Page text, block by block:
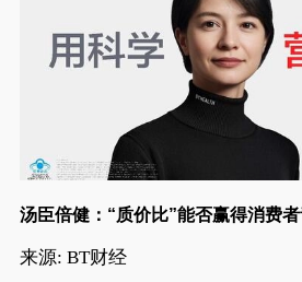
汤臣倍健：“质价比”能否赢得消费者
来源: BT财经